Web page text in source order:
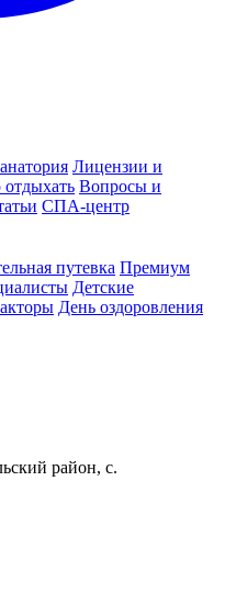
Лицензии и
Вопросы и
СПА-центр
путевка Премиум
Детские
День оздоровления
район, с.